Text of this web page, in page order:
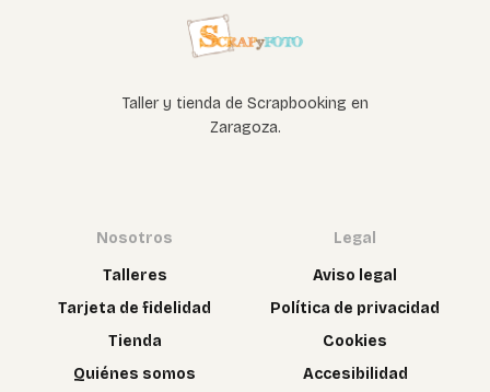
Taller y tienda de Scrapbooking en
Zaragoza.
Nosotros
Talleres
Tarjeta de fidelidad
Tienda
Quiénes somos
Legal
Aviso legal
Política de privacidad
Cookies
Accesibilidad